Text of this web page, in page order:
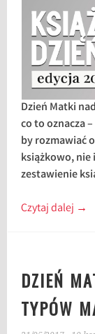
Dzień Matki
co to oznacza
by rozmawiać
książkowo, nie
zestawienie
Czytaj dalej →
DZIEŃ
TYPÓW